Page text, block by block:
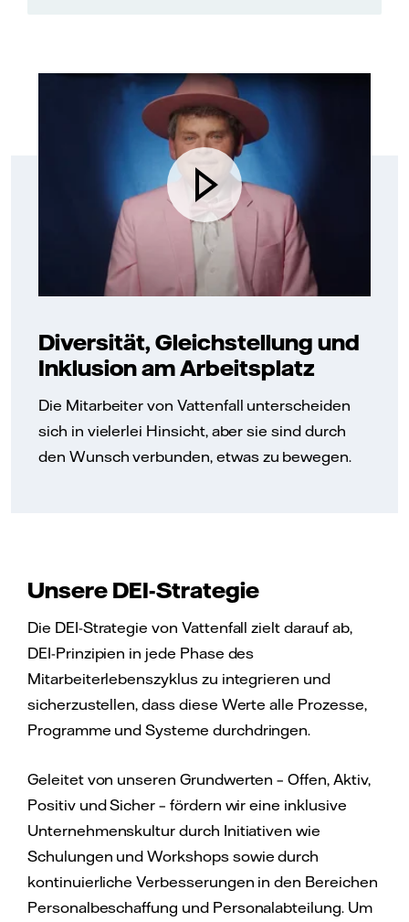
Diversität, Gleichstellung und
Inklusion am Arbeitsplatz
Die Mitarbeiter von Vattenfall unterscheiden
sich in vielerlei Hinsicht, aber sie sind durch
den Wunsch verbunden, etwas zu bewegen.
Unsere DEI-Strategie
Die DEI-Strategie von Vattenfall zielt darauf ab,
DEI-Prinzipien in jede Phase des
Mitarbeiterlebenszyklus zu integrieren und
sicherzustellen, dass diese Werte alle Prozesse,
Programme und Systeme durchdringen.
Geleitet von unseren Grundwerten – Offen, Aktiv,
Positiv und Sicher – fördern wir eine inklusive
Unternehmenskultur durch Initiativen wie
Schulungen und Workshops sowie durch
kontinuierliche Verbesserungen in den Bereichen
Personalbeschaffung und Personalabteilung. Um